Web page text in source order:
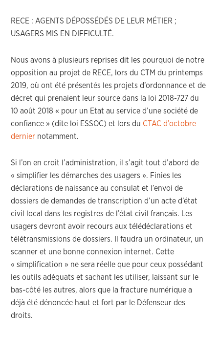
RECE : AGENTS DÉPOSSÉDÉS DE LEUR MÉTIER ;
USAGERS MIS EN DIFFICULTÉ.
Nous avons à plusieurs reprises dit les pourquoi de notre
opposition au projet de RECE, lors du CTM du printemps
2019, où ont été présentés les projets d’ordonnance et de
décret qui prenaient leur source dans la loi 2018-727 du
10 août 2018 « pour un Etat au service d’une société de
confiance » (dite loi ESSOC) et lors du CTAC d’octobre
dernier notamment.
Si l’on en croit l’administration, il s’agit tout d’abord de
« simplifier les démarches des usagers ». Finies les
déclarations de naissance au consulat et l’envoi de
dossiers de demandes de transcription d’un acte d’état
civil local dans les registres de l’état civil français. Les
usagers devront avoir recours aux télédéclarations et
télétransmissions de dossiers. Il faudra un ordinateur, un
scanner et une bonne connexion internet. Cette
« simplification » ne sera réelle que pour ceux possédant
les outils adéquats et sachant les utiliser, laissant sur le
bas-côté les autres, alors que la fracture numérique a
déjà été dénoncée haut et fort par le Défenseur des
droits.